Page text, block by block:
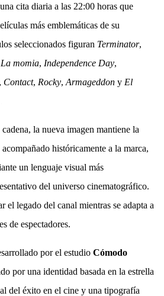
cita diaria a las 22:00 horas que
más emblemáticas de su
seleccionados figuran Terminator,
La momia, Independence Day,
, Contact, Rocky, Armageddon y El
la nueva imagen mantiene la
históricamente a la marca,
un lenguaje visual más
del universo cinematográfico.
el legado del canal mientras se adapta a
de espectadores.
por el estudio Cómodo
por una identidad basada en la estrella
del éxito en el cine y una tipografía